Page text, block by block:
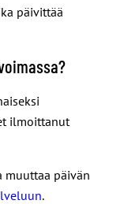
päivittää
ilmoittanut
muuttaa päivän
.